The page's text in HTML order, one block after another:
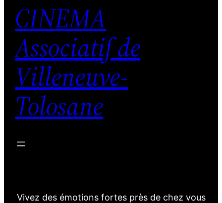
CINEMA
Associatif de
Villeneuve-
Tolosane
Vivez des émotions fortes près de chez vous